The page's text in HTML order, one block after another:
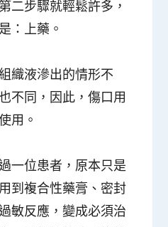
二步驟就輕鬆許多，
：上藥。
織液滲出的情形不
不同，因此，傷口用
用。
一位患者，原本只是
到複合性藥膏、密封
敏反應，變成必須治